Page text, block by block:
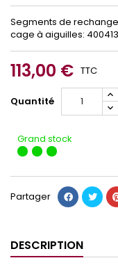
Segments de
cage à aiguilles:
113,00 € TTC
Quantité
Grand stock
Partager
DESCRIPTION